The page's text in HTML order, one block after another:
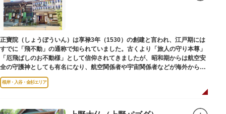
子規が病室兼書斎にしていた「病牀六尺の間」などを復元しており、明治の
暮らしだけでなく創作の様子を偲ぶことができます。現在、一般のボランテ
ィア団体により大切に維持・保存されています。
正寶院（しょうぼういん）は享禄3年（1530）の創建と言われ、江戸期には
すでに「飛不動」の通称で知られていました。古くより「旅人の守り本尊」
「厄飛ばしのお不動様」として信仰されてきましたが、昭和期からは航空安
全の守護神としても有名になり、航空関係者や宇宙関係者などが海外からも
多く参拝に訪れます。
根岸・入谷・金杉エリア